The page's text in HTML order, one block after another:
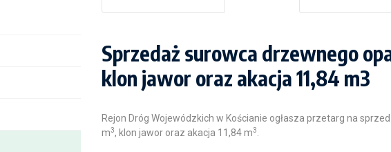
Sprzedaż surowca drzewnego
klon jawor oraz akacja 11,84 m3
Rejon Dróg Wojewódzkich w Kościanie ogłasza przetarg na
m3, klon jawor oraz akacja 11,84 m3